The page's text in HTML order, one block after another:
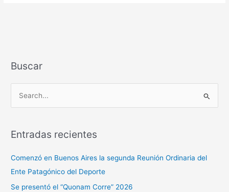
Buscar
c
Entradas recientes
Comenzó en Buenos Aires la segunda Reunión Ordinaria del
Ente Patagónico del Deporte
Se presentó el “Quonam Corre” 2026